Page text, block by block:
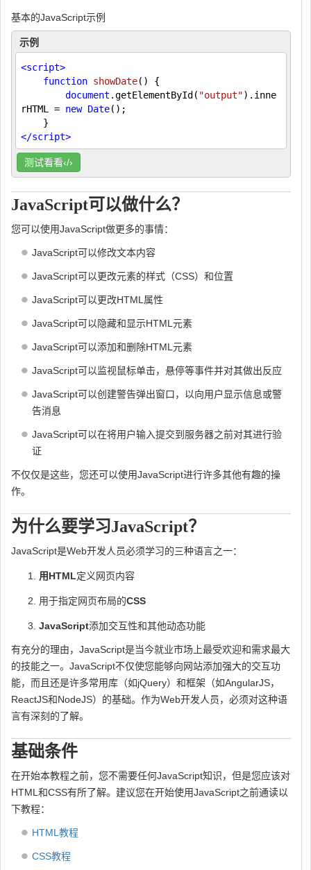
基本的JavaScript示例
示例
<script>
function showDate( ) {
document .getElementById( "output").inne
rHTML = new Date();
</script>
测试看看‹/›
JavaScript可以做什么？
您可以使用JavaScript做更多的事情：
JavaScript可以修改文本内容
JavaScript可以更改元素的样式（CSS）和位置
JavaScript可以更改HTML属性
JavaScript可以隐藏和显示HTML元素
JavaScript可以添加和删除HTML元素
JavaScript可以监视鼠标单击，悬停等事件并对其做出反应
JavaScript可以创建警告弹出窗口，以向用户显示信息或警
告消息
JavaScript可以在将用户输入提交到服务器之前对其进行验
证
不仅仅是这些，您还可以使用JavaScript进行许多其他有趣的操
作。
为什么要学习JavaScript？
JavaScript是Web开发人员必须学习的三种语言之一：
用HTML定义网页内容
用于指定网页布局的CSS
JavaScript添加交互性和其他动态功能
有充分的理由，JavaScript是当今就业市场上最受欢迎和需求最大
的技能之一。JavaScript不仅使您能够向网站添加强大的交互功
能，而且还是许多常用库（如jQuery）和框架（如AngularJS，
ReactJS和NodeJS）的基础。作为Web开发人员，必须对这种语
言有深刻的了解。
基础条件
在开始本教程之前，您不需要任何JavaScript知识，但是您应该对
HTML和CSS有所了解。建议您在开始使用JavaScript之前通读以
下教程：
HTML教程
CSS教程